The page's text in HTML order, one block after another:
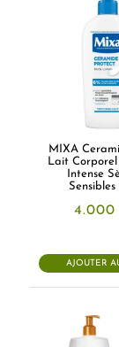
MIXA
Lait
Intense
Sensibles
4.000
AJOUTER